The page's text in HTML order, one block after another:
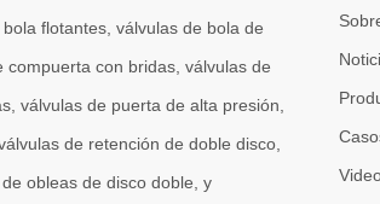
flotantes, válvulas de bola de
compuerta con bridas, válvulas de
válvulas de puerta de alta presión,
de retención de doble disco,
obleas de disco doble, y